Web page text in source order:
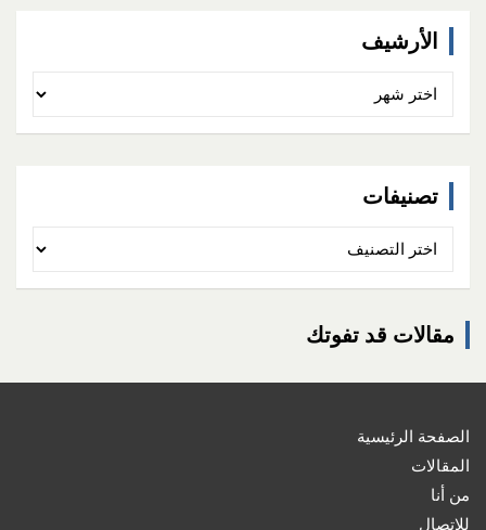
الأرشيف
تصنيفات
مقالات قد تفوتك
الصفحة الرئيسية
المقالات
من أنا
للإتصال